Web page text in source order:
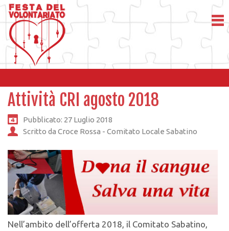
Attività CRI agosto 2018
Pubblicato: 27 Luglio 2018
Scritto da Croce Rossa - Comitato Locale Sabatino
Nell’ambito dell’offerta 2018, il Comitato Sabatino,